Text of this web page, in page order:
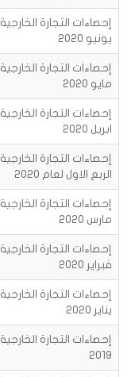
إحصاءات التجارة الخارجية
يونيو 2020
إحصاءات التجارة الخارجية
مايو 2020
إحصاءات التجارة الخارجية
ابريل 2020
إحصاءات التجارة الخارجية
الربع الاول لعام 2020
إحصاءات التجارة الخارجية
مارس 2020
إحصاءات التجارة الخارجية
فبراير ٢٠٢٠
إحصاءات التجارة الخارجية
يناير ٢٠٢٠
إحصاءات التجارة الخارجية
2019